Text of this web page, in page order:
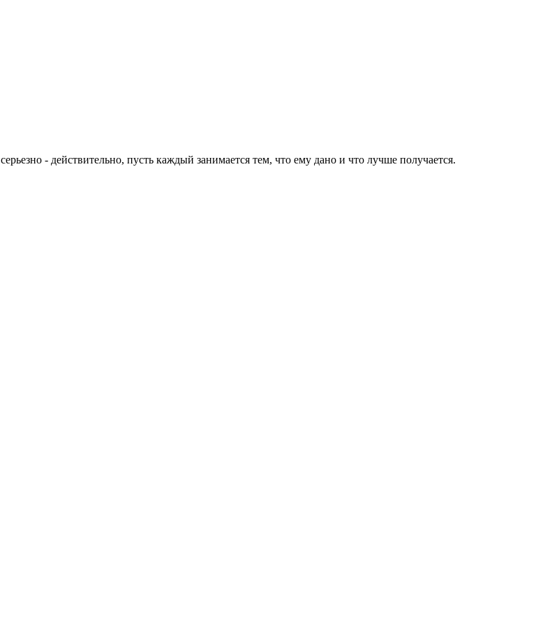
- действительно, пусть каждый занимается тем, что ему дано и что лучше получается.